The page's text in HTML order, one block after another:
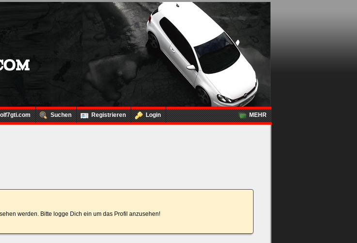
Suchen Registrieren Login MEHR
werden. Bitte logge Dich ein um das Profil anzusehen!